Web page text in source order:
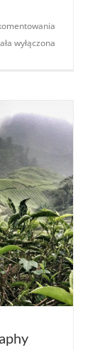
wyłączona